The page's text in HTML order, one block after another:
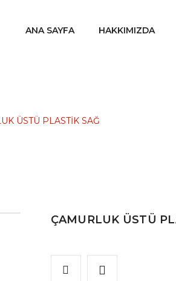
ANA SAYFA HAKKIMIZDA
ÜSTÜ PLASTİK SAĞ
ÇAMURLUK ÜSTÜ